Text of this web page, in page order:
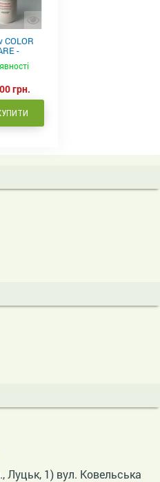
COLOR
-
для
грн.
Луцьк, 1) вул. Ковельська